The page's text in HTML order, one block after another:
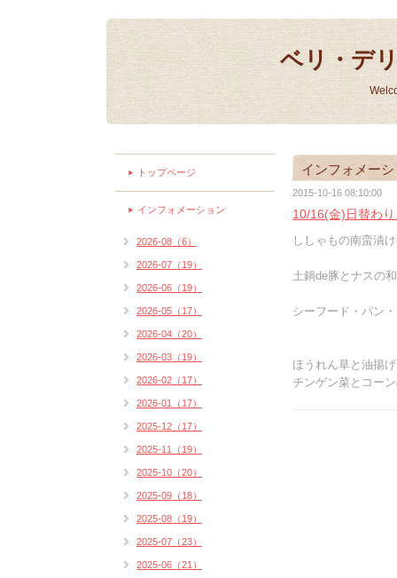
ベリ・デ
インフォメー
2015-10-16 08:10:00
10/16(金)日替わ
ししゃもの南蛮漬
土鍋de豚とナスの
シーフード・パン
ほうれん草と油揚
チンゲン菜とコー
トップページ
インフォメーション
2026-08（6）
2026-07（19）
2026-06（19）
2026-05（17）
2026-04（20）
2026-03（19）
2026-02（17）
2026-01（17）
2025-12（17）
2025-11（19）
2025-10（20）
2025-09（18）
2025-08（19）
2025-07（23）
2025-06（21）